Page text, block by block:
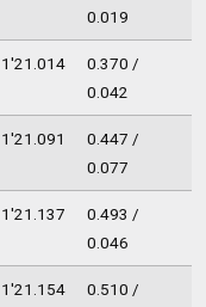
0.019
1'21.014
0.370 /
0.042
1'21.091
0.447 /
0.077
1'21.137
0.493 /
0.046
1'21.154
0.510 /